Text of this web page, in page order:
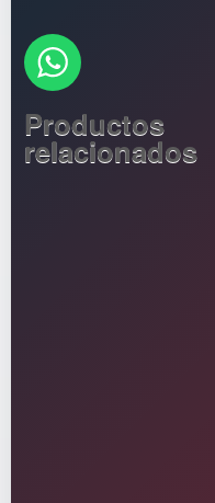
Productos
relacionados